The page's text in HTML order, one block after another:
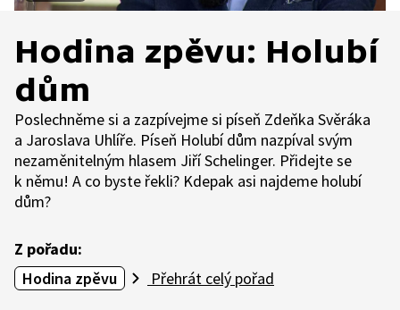
Hodina zpěvu: Holubí
dům
Poslechněme si a zazpívejme si píseň Zdeňka Svěráka
a Jaroslava Uhlíře. Píseň Holubí dům nazpíval svým
nezaměnitelným hlasem Jiří Schelinger. Přidejte se
k němu! A co byste řekli? Kdepak asi najdeme holubí
dům?
Z pořadu:
Hodina zpěvu
Přehrát celý pořad